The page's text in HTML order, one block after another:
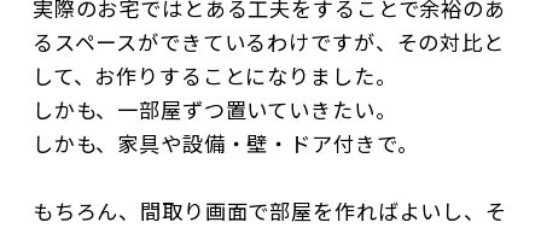
実際のお宅ではとある工夫をすることで余裕のあ
るスペースができているわけですが、その対比と
して、お作りすることになりました。
しかも、一部屋ずつ置いていきたい。
しかも、家具や設備・壁・ドア付きで。
もちろん、間取り画面で部屋を作ればよいし、そ